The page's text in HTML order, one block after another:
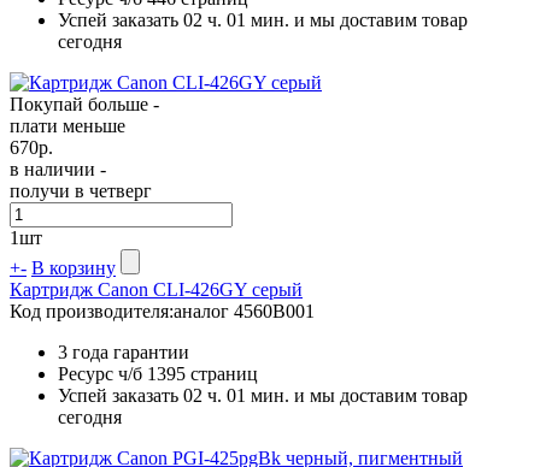
Успей заказать 02 ч. 01 мин. и мы доставим товар
сегодня
Покупай больше -
плати меньше
670р.
в наличии -
получи в четверг
1шт
+- В корзину
Картридж Canon CLI-426GY серый
Код производителя:аналог 4560B001
3 года гарантии
Ресурс ч/б 1395 страниц
Успей заказать 02 ч. 01 мин. и мы доставим товар
сегодня